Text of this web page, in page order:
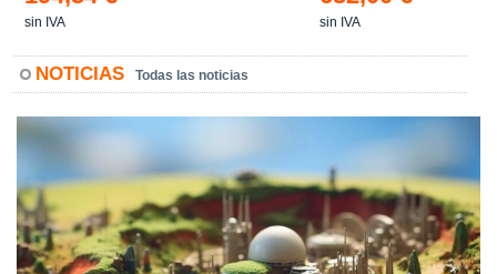
sin IVA sin IVA
NOTICIAS Todas las noticias